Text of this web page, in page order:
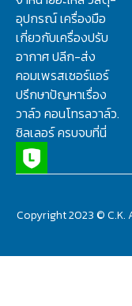
อุปกรณ์ เครื่องมือ
เกี่ยวกับเครื่องปรับ
อากาศ ปลีก-ส่ง
คอมเพรสเซอร์แอร์
ปรึกษาปัญหาเรื่อง
วาล์ว คอนโทรลวาล์ว.
ชิลเลอร์ ครบจบที่นี่
Copyright 2023 © C.K.